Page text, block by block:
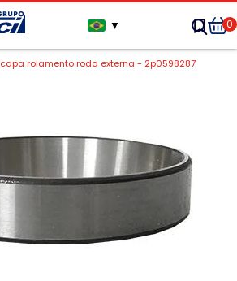
▼ 0
capa rolamento roda externa - 2p0598287